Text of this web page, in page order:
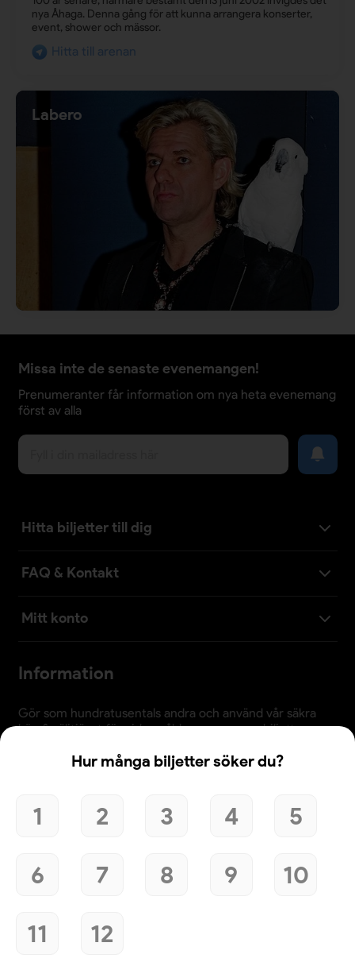
Hur många biljetter söker du?
1 2 3 4
5
6
7 8 9
10
11
12
nya Åhaga. Denna gång för att kunna arrangera konserter,
event, shower och mässor.
Hitta till arenan
Labero
Missa inte de senaste evenemangen!
Prenumeranter får information om nya heta evenemang
först av alla
Hitta biljetter till dig
FAQ & Kontakt
Mitt konto
Information
Gör som hundratusentals andra och använd vår säkra
köp & säljtjänst för vidaresålda evenemangsbiljetter.
skilja sig från biljetternas nominella värde. Det är alltid
Användande av denna webbplats bekräftar godkännande
av webbplatsens
köpvillkor integritetspolicyoch
© 2026 Evenemangsbiljetter.se
Den här webbplatsen använder cookies. Genom att